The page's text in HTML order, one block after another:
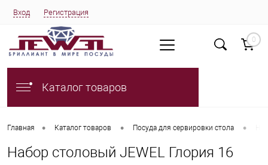
Вход Регистрация
0
Каталог товаров
Главная • Каталог товаров • Посуда для сервировки стола •
Набор столовый JEWEL Глория 16